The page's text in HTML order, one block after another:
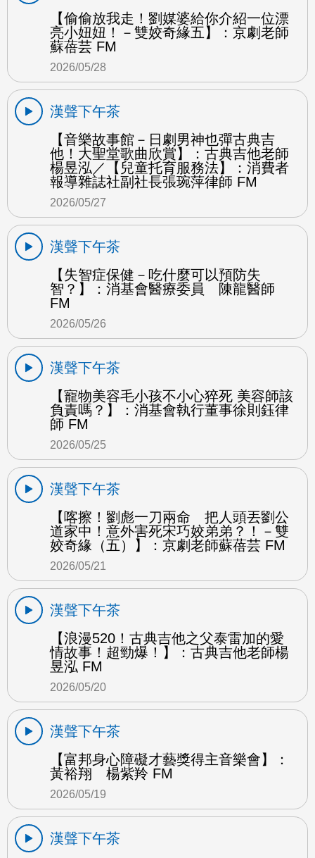
【偷偷放我走！劉媒婆給你介紹一位漂
亮小妞妞！－雙姣奇緣五】：京劇老師
蘇蓓芸 FM
2026/05/28
漢聲下午茶
【音樂故事館－日劇男神也彈古典吉
他！大聖堂歌曲欣賞】：古典吉他老師
楊昱泓／【兒童托育服務法】：消費者
報導雜誌社副社長張琬萍律師 FM
2026/05/27
漢聲下午茶
【失智症保健－吃什麼可以預防失
智？】：消基會醫療委員 陳龍醫師
FM
2026/05/26
漢聲下午茶
【寵物美容毛小孩不小心猝死 美容師該
負責嗎？】：消基會執行董事徐則鈺律
師 FM
2026/05/25
漢聲下午茶
【喀擦！劉彪一刀兩命 把人頭丟劉公
道家中！意外害死宋巧姣弟弟？！－雙
姣奇緣（五）】：京劇老師蘇蓓芸 FM
2026/05/21
漢聲下午茶
【浪漫520！古典吉他之父泰雷加的愛
情故事！超勁爆！】：古典吉他老師楊
昱泓 FM
2026/05/20
漢聲下午茶
【富邦身心障礙才藝獎得主音樂會】：
黃裕翔 楊紫羚 FM
2026/05/19
漢聲下午茶